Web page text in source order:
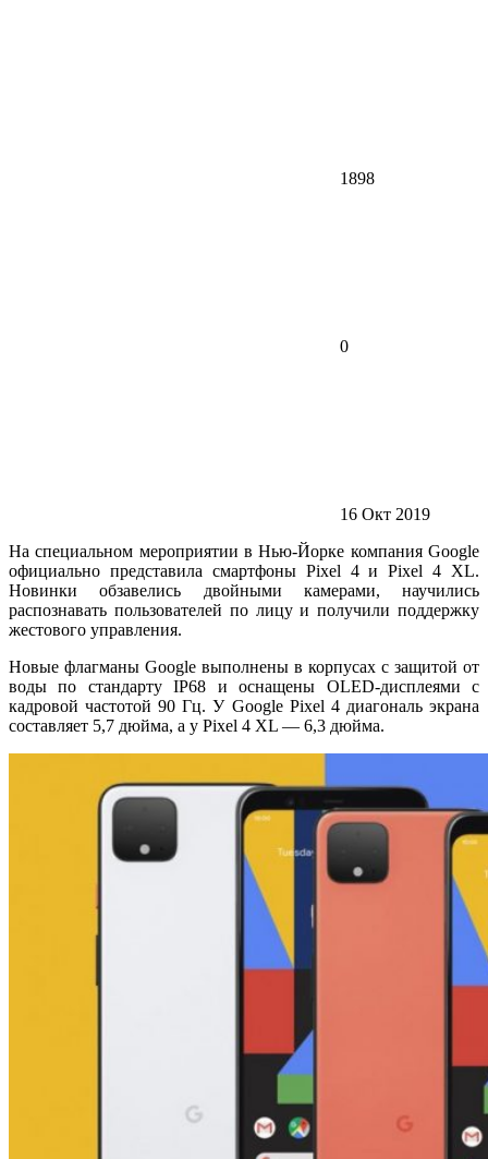
1898
0
16 Окт 2019
На специальном мероприятии в Нью-Йорке компания Google
официально представила смартфоны Pixel 4 и Pixel 4 XL.
Новинки обзавелись двойными камерами, научились
распознавать пользователей по лицу и получили поддержку
жестового управления.
Новые флагманы Google выполнены в корпусах с защитой от
воды по стандарту IP68 и оснащены OLED-дисплеями с
кадровой частотой 90 Гц. У Google Pixel 4 диагональ экрана
составляет 5,7 дюйма, а у Pixel 4 XL — 6,3 дюйма.